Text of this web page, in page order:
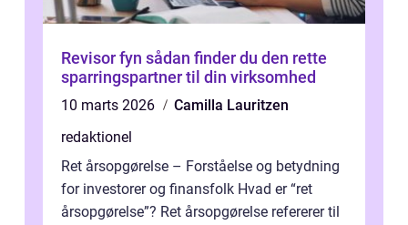
Revisor fyn sådan finder du den rette
sparringspartner til din virksomhed
10 marts 2026
Camilla Lauritzen
redaktionel
Ret årsopgørelse – Forståelse og betydning
for investorer og finansfolk Hvad er “ret
årsopgørelse”? Ret årsopgørelse refererer til